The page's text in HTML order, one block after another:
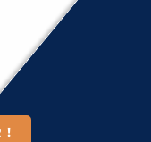
!